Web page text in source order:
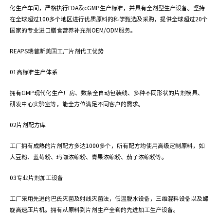
化生产车间，严格执行FDA及cGMP生产标准，并具有全剂型生产设备。坚持
在全球超过100多个地区进行优质原料的科学甄选及采购，提供全球超过20个
国家的专业进口膳食营养补充剂OEM/ODM服务。
REAPS瑞普斯美国工厂片剂代工优势
01 高标准生产体系
拥有GMP现代化生产厂房、数条全自动包装线、多种不同形状的片剂模具、
研发中心实验室等，能全方位满足不同客户的需求。
02片剂配方库
工厂拥有成熟的片剂配方多达1000多个，所有配方均使用高级定制原料，如
大豆粉、蓝莓粉、玛咖浓缩粉、青果浓缩粉、茄子浓缩粉等。
03专业片剂加工设备
工厂采用先进的巴氏灭菌及射线灭菌法，低温脱水设备，三维混料设备以及螺
旋高速压片机。拥有从原料到片剂生产全套的先进加工生产设备。